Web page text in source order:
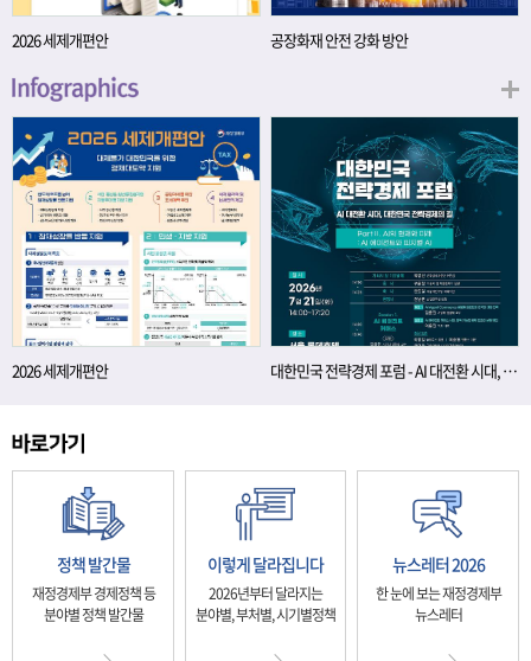
2026 세제개편안 공장화재 안전 강화 방안
2026 세제개편안 대한민국 전략경제 포럼 - AI 대전환 시대, 대한민국 전략경제의 길
정책 발간물
재정경제부 경제정책 등
분야별 정책 발간물
이렇게 달라집니다
2026년부터 달라지는
분야별, 부처별, 시기별정책
뉴스레터 2026
한 눈에 보는 재정경제부
뉴스레터